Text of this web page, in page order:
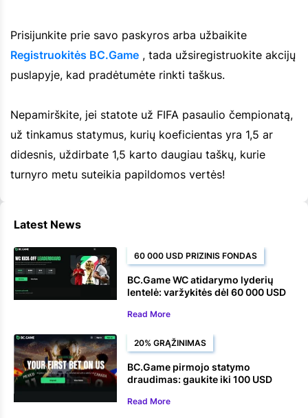
Prisijunkite prie savo paskyros arba užbaikite
Registruokitės BC.Game , tada užsiregistruokite akcijų
puslapyje, kad pradėtumėte rinkti taškus.
Nepamirškite, jei statote už FIFA pasaulio čempionatą,
už tinkamus statymus, kurių koeficientas yra 1,5 ar
didesnis, uždirbate 1,5 karto daugiau taškų, kurie
turnyro metu suteikia papildomos vertės!
Latest News
60 000 USD PRIZINIS FONDAS
BC.Game WC atidarymo lyderių
lentelė: varžykitės dėl 60 000 USD
lažindamiesi eSoccer futbolu
Read More
20% GRĄŽINIMAS
BC.Game pirmojo statymo
draudimas: gaukite iki 100 USD
pasaulio čempionato
Read More